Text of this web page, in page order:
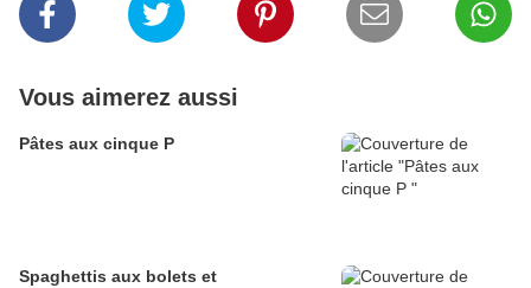
Vous aimerez aussi
Pâtes aux cinque P
Spaghettis aux bolets et